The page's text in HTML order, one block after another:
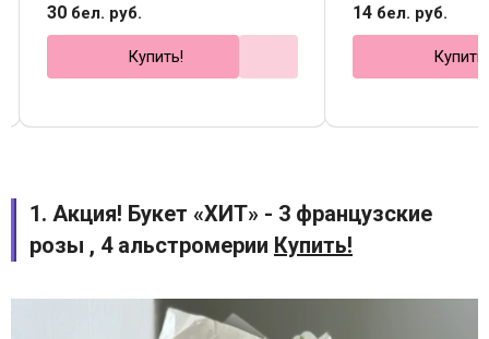
30 бел. руб.
Купить!
14 бел. руб.
Купить!
1. Акция! Букет «ХИТ» - 3 французские
розы , 4 альстромерии Купить!